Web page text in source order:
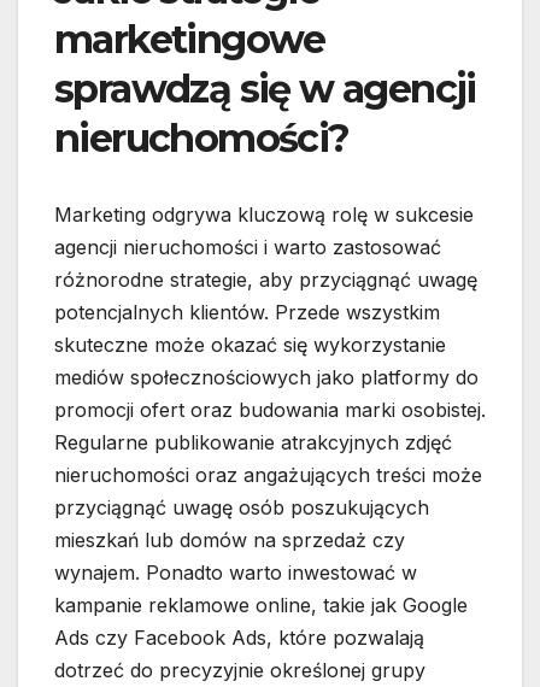
marketingowe
sprawdzą się w agencji
nieruchomości?
Marketing odgrywa kluczową rolę w sukcesie
agencji nieruchomości i warto zastosować
różnorodne strategie, aby przyciągnąć uwagę
potencjalnych klientów. Przede wszystkim
skuteczne może okazać się wykorzystanie
mediów społecznościowych jako platformy do
promocji ofert oraz budowania marki osobistej.
Regularne publikowanie atrakcyjnych zdjęć
nieruchomości oraz angażujących treści może
przyciągnąć uwagę osób poszukujących
mieszkań lub domów na sprzedaż czy
wynajem. Ponadto warto inwestować w
kampanie reklamowe online, takie jak Google
Ads czy Facebook Ads, które pozwalają
dotrzeć do precyzyjnie określonej grupy